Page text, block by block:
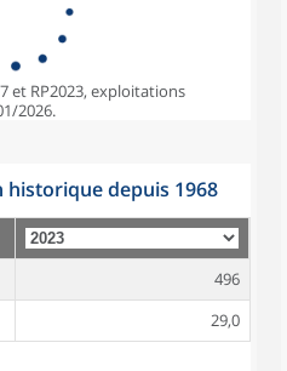
et RP2023, exploitations
2026.
historique depuis 1968
496
29,0